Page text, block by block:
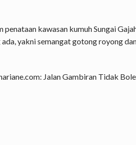
penataan kawasan kumuh Sungai
yakni semangat gotong royong
Jalan Gambiran Tidak